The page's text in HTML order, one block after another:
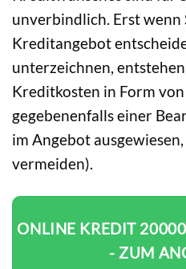
unverbindlich. Erst wenn
Kreditangebot
unterzeichnen,
Kreditkosten in Form
gegebenenfalls einer
im Angebot
vermeiden).
ONLINE KREDIT
- ZUM